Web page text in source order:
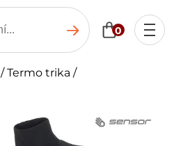
0
/Termo trika /